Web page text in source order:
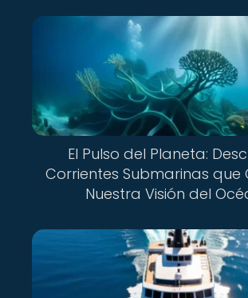
El Pulso del Planeta:
Corrientes Submarinas que
Nuestra Visión del